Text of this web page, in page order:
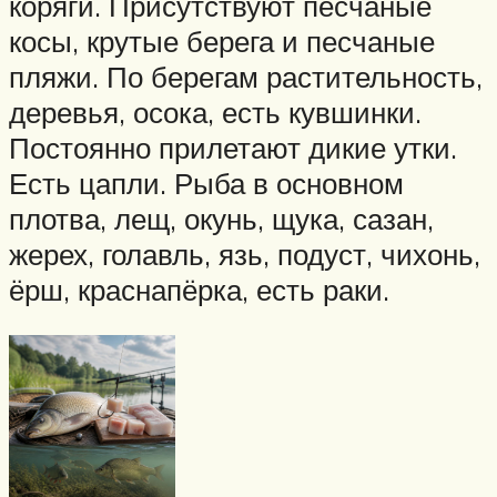
косы, крутые берега и песчаные
пляжи. По берегам растительность,
деревья, осока, есть кувшинки.
Постоянно прилетают дикие утки.
Есть цапли. Рыба в основном
плотва, лещ, окунь, щука, сазан,
жерех, голавль, язь, подуст, чихонь,
ёрш, краснапёрка, есть раки.